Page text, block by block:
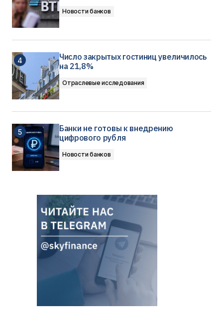
Новости банков
Число закрытых гостиниц увеличилось
на 21,8%
Отраслевые исследования
Банки не готовы к внедрению
цифрового рубля
Новости банков